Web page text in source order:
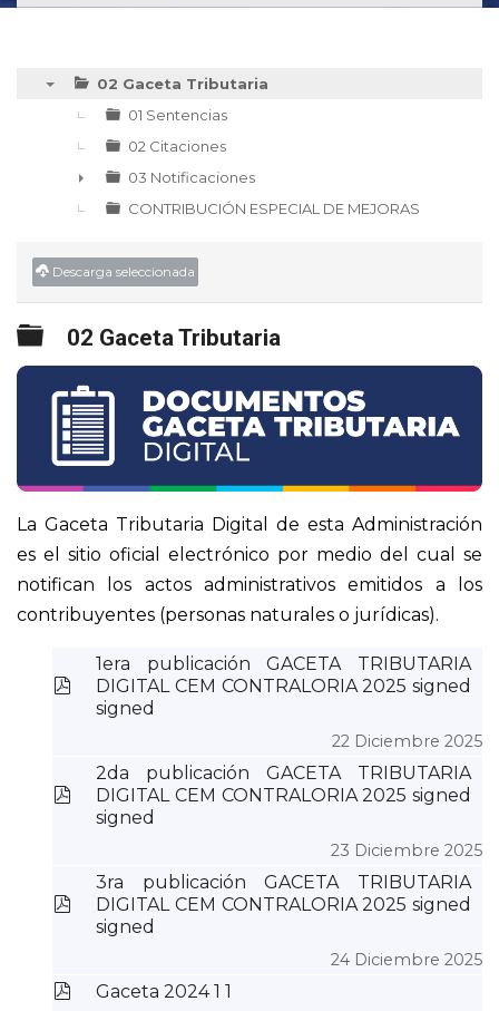
02 Gaceta Tributaria
01 Sentencias
02 Citaciones
►
03 Notificaciones
CONTRIBUCIÓN ESPECIAL DE MEJORAS
Descarga seleccionada
Carpeta
02 Gaceta Tributaria
La Gaceta Tributaria Digital de esta Administración
es el sitio oficial electrónico por medio del cual se
notifican los actos administrativos emitidos a los
contribuyentes (personas naturales o jurídicas).
pdf
1era publicación GACETA TRIBUTARIA
DIGITAL CEM CONTRALORIA 2025 signed
signed
22 Diciembre 2025
pdf
2da publicación GACETA TRIBUTARIA
DIGITAL CEM CONTRALORIA 2025 signed
signed
23 Diciembre 2025
pdf
3ra publicación GACETA TRIBUTARIA
DIGITAL CEM CONTRALORIA 2025 signed
signed
24 Diciembre 2025
pdfGaceta 2024 1 1